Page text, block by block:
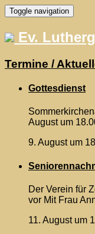
Skip
to
content
Toggle navigation
Ev.
Termine /
Gottesdienst
August um
9. August um
Der Verein für
vor Mit Frau
11. August um